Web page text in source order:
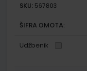
SKU: 567803
ŠIFRA OMOTA:
Udžbenik